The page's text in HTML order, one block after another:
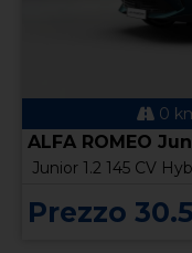
0
ALFA ROMEO
Junior 1.2 145 CV
Prezzo